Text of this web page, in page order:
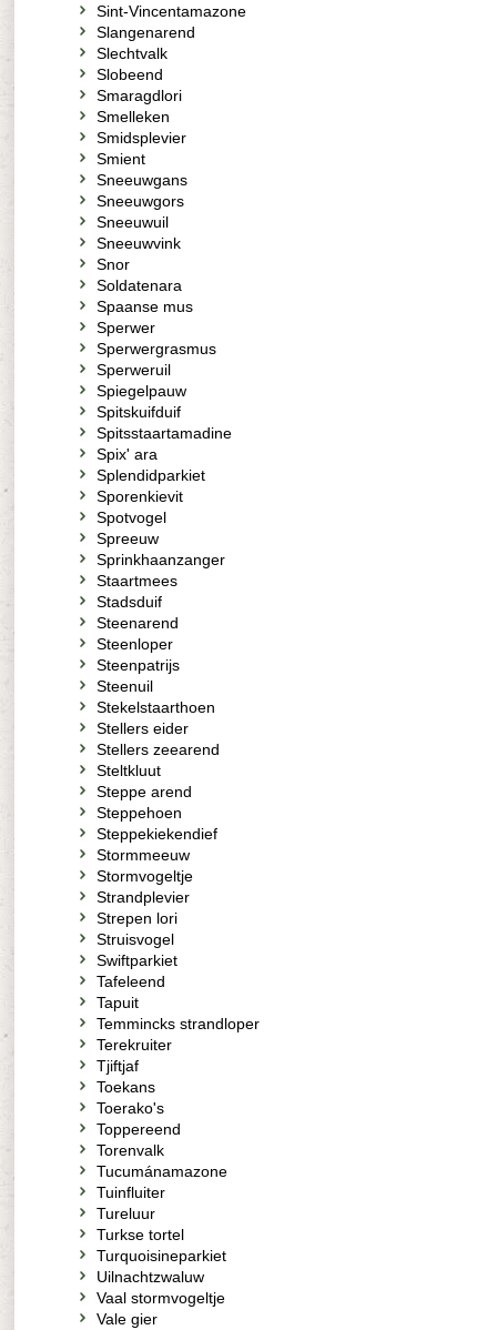
Sint-Vincentamazone
Slangenarend
Slechtvalk
Slobeend
Smaragdlori
Smelleken
Smidsplevier
Smient
Sneeuwgans
Sneeuwgors
Sneeuwuil
Sneeuwvink
Snor
Soldatenara
Spaanse mus
Sperwer
Sperwergrasmus
Sperweruil
Spiegelpauw
Spitskuifduif
Spitsstaartamadine
Spix' ara
Splendidparkiet
Sporenkievit
Spotvogel
Spreeuw
Sprinkhaanzanger
Staartmees
Stadsduif
Steenarend
Steenloper
Steenpatrijs
Steenuil
Stekelstaarthoen
Stellers eider
Stellers zeearend
Steltkluut
Steppe arend
Steppehoen
Steppekiekendief
Stormmeeuw
Stormvogeltje
Strandplevier
Strepen lori
Struisvogel
Swiftparkiet
Tafeleend
Tapuit
Temmincks strandloper
Terekruiter
Tjiftjaf
Toekans
Toerako's
Toppereend
Torenvalk
Tucumánamazone
Tuinfluiter
Tureluur
Turkse tortel
Turquoisineparkiet
Uilnachtzwaluw
Vaal stormvogeltje
Vale gier